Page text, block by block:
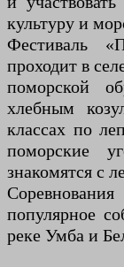
культуру и
Фестиваль
проходит в
поморской
хлебным
классах по
поморские
знакомятся с
популярное
реке Умба и